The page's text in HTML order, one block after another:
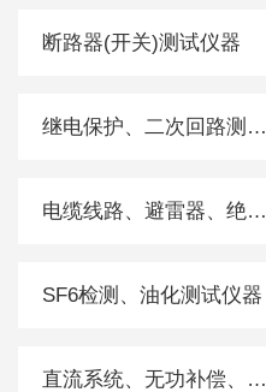
断路器(开关)测试仪器
继电保护、二次回路测试仪器
电缆线路、避雷器、绝缘子测试仪器
SF6检测、油化测试仪器
直流系统、无功补偿、电池电机检测仪器